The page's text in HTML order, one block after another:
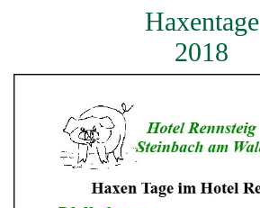
Haxentage
2018